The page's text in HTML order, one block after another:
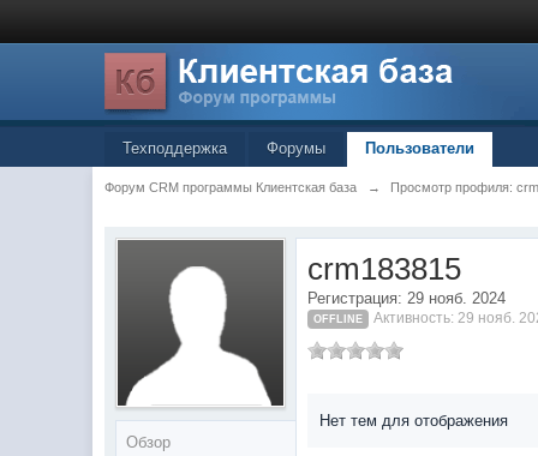
Техподдержка Форумы Пользователи
Форум CRM программы Клиентская база → Просмотр профиля:
Обзор
crm183815
Регистрация: 29 нояб. 2024
OFFLINE Активность: 29 нояб.
Нет тем для отображения